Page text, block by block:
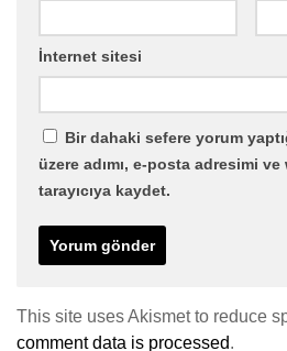
İnternet sitesi
Bir dahaki sefere yorum
üzere adımı, e-posta adresimi
tarayıcıya kaydet.
This site uses Akismet to reduce
comment data is processed.